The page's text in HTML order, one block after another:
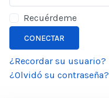
Recuérdeme
CONECTAR
¿Recordar su usuario?
¿Olvidó su contraseña?